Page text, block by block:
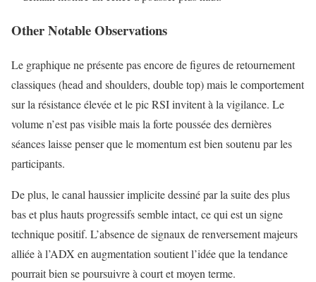
Other Notable Observations
Le graphique ne présente pas encore de figures de retournement
classiques (head and shoulders, double top) mais le comportement
sur la résistance élevée et le pic RSI invitent à la vigilance. Le
volume n’est pas visible mais la forte poussée des dernières
séances laisse penser que le momentum est bien soutenu par les
participants.
De plus, le canal haussier implicite dessiné par la suite des plus
bas et plus hauts progressifs semble intact, ce qui est un signe
technique positif. L’absence de signaux de renversement majeurs
alliée à l’ADX en augmentation soutient l’idée que la tendance
pourrait bien se poursuivre à court et moyen terme.